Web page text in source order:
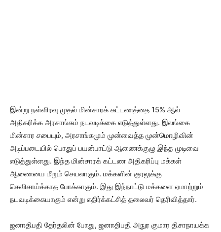
இன்று நள்ளிரவு முதல் மின்சாரக் கட்டணத்தை 15% ஆல்
அதிகரிக்க அரசாங்கம் நடவடிக்கை எடுத்துள்ளது. இலங்கை
மின்சார சபையும், அரசாங்கமும் முன்வைத்த முன்மொழிவின்
அடிப்படையில் பொதுப் பயன்பாட்டு ஆணைக்குழு இந்த முடிவை
எடுத்துள்ளது. இந்த மின்சாரக் கட்டண அதிகரிப்பு மக்கள்
ஆணையை மீறும் செயலாகும். மக்களின் குரலுக்கு
செவிசாய்க்காத போக்காகும். இது இந்நாட்டு மக்களை ஏமாற்றும்
நடவடிக்கையாகும் என்று எதிர்க்கட்சித் தலைவர் தெரிவித்தார்.
ஜனாதிபதி தேர்தலின் போது, ​​ஜனாதிபதி அநுர குமார திசாநாயக்க